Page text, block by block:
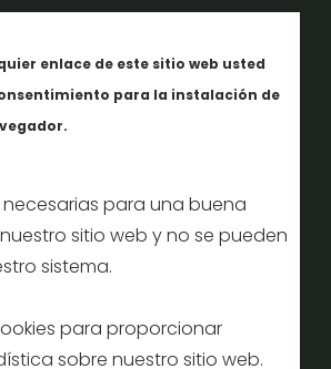
enlace de este sitio web usted
para la instalación de
necesarias para una buena
sitio web y no se pueden
sistema.
para proporcionar
sobre nuestro sitio web.